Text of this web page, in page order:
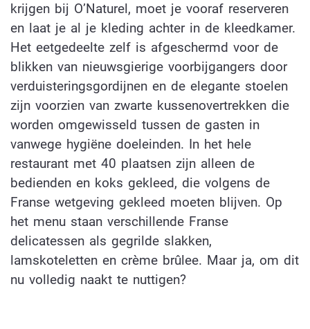
krijgen bij O’Naturel, moet je vooraf reserveren
en laat je al je kleding achter in de kleedkamer.
Het eetgedeelte zelf is afgeschermd voor de
blikken van nieuwsgierige voorbijgangers door
verduisteringsgordijnen en de elegante stoelen
zijn voorzien van zwarte kussenovertrekken die
worden omgewisseld tussen de gasten in
vanwege hygiëne doeleinden. In het hele
restaurant met 40 plaatsen zijn alleen de
bedienden en koks gekleed, die volgens de
Franse wetgeving gekleed moeten blijven. Op
het menu staan verschillende Franse
delicatessen als gegrilde slakken,
lamskoteletten en crème brûlee. Maar ja, om dit
nu volledig naakt te nuttigen?